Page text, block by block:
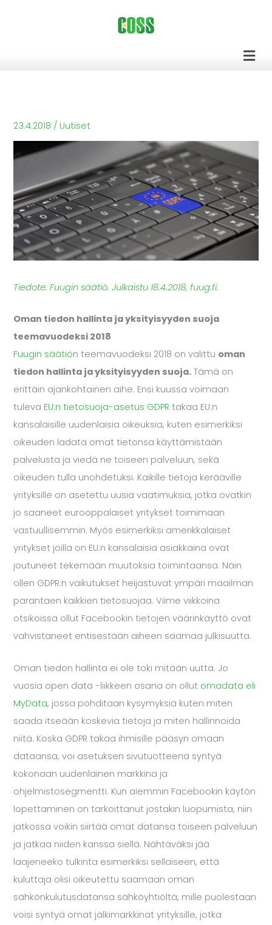
23.4.2018 / Uutiset
Tiedote. Fuugin säätiö. Julkaistu 18.4.2018, fuug.fi.
Oman tiedon hallinta ja yksityisyyden suoja
teemavuodeksi 2018
Fuugin säätiön teemavuodeksi 2018 on valittu oman
tiedon hallinta ja yksityisyyden suoja. Tämä on
erittäin ajankohtainen aihe. Ensi kuussa voimaan
tuleva EU:n tietosuoja-asetus GDPR takaa EU:n
kansalaisille uudenlaisia oikeuksia, kuten esimerkiksi
oikeuden ladata omat tietonsa käyttämistään
palvelusta ja viedä ne toiseen palveluun, sekä
oikeuden tulla unohdetuksi. Kaikille tietoja kerääville
yrityksille on asetettu uusia vaatimuksia, jotka ovatkin
jo saaneet eurooppalaiset yritykset toimimaan
vastuullisemmin. Myös esimerkiksi amerikkalaiset
yritykset joilla on EU:n kansalaisia asiakkaina ovat
joutuneet tekemään muutoksia toimintaansa. Näin
ollen GDPR:n vaikutukset heijastuvat ympäri maailman
parantaen kaikkien tietosuojaa. Viime viikkoina
otsikoissa ollut Facebookin tietojen väärinkäyttö ovat
vahvistaneet entisestään aiheen saamaa julkisuutta.
Oman tiedon hallinta ei ole toki mitään uutta. Jo
vuosia open data -liikkeen osana on ollut omadata eli
MyData, jossa pohditaan kysymyksiä kuten miten
saada itseään koskevia tietoja ja miten hallinnoida
niitä. Koska GDPR takaa ihmisille pääsyn omaan
dataansa, voi asetuksen sivutuotteena syntyä
kokonaan uudenlainen markkina ja
ohjelmistosegmentti. Kun aiemmin Facebookin käytön
lopettaminen on tarkoittanut jostakin luopumista, niin
jatkossa voikin siirtää omat datansa toiseen palveluun
ja jatkaa niiden kanssa siellä. Nähtäväksi jää
laajeneeko tulkinta esimerkiksi sellaiseen, että
kuluttaja olisi oikeutettu saamaan oman
sähkönkulutusdatansa sähköyhtiöltä, mille puolestaan
voisi syntyä omat jälkimarkkinat yrityksille, jotka